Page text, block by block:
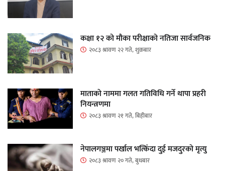
कक्षा १२ को मौका परीक्षाको नतिजा सार्वजनिक
२०८३ श्रावण २२ गते, शुक्रबार
माताकाे नाममा गलत गतिविधि गर्ने थापा प्रहरी
नियन्त्रणमा
२०८३ श्रावण २१ गते, बिहीबार
नेपालगञ्जमा पर्खाल भत्किँदा दुई मजदुरको मृत्यु
२०८३ श्रावण २० गते, बुधबार